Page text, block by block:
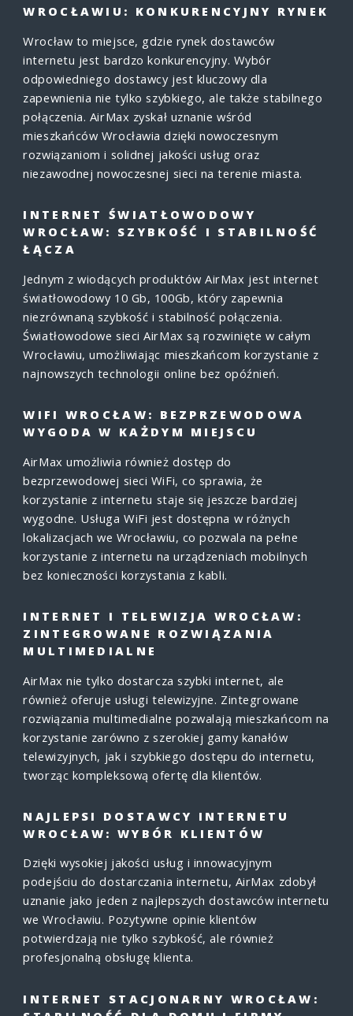
WROCŁAWIU: KONKURENCYJNY RYNEK
Wrocław to miejsce, gdzie rynek dostawców
internetu jest bardzo konkurencyjny. Wybór
odpowiedniego dostawcy jest kluczowy dla
zapewnienia nie tylko szybkiego, ale także stabilnego
połączenia. AirMax zyskał uznanie wśród
mieszkańców Wrocławia dzięki nowoczesnym
rozwiązaniom i solidnej jakości usług oraz
niezawodnej nowoczesnej sieci na terenie miasta.
INTERNET ŚWIATŁOWODOWY
WROCŁAW: SZYBKOŚĆ I STABILNOŚĆ
ŁĄCZA
Jednym z wiodących produktów AirMax jest internet
światłowodowy 10 Gb, 100Gb, który zapewnia
niezrównaną szybkość i stabilność połączenia.
Światłowodowe sieci AirMax są rozwinięte w całym
Wrocławiu, umożliwiając mieszkańcom korzystanie z
najnowszych technologii online bez opóźnień.
WIFI WROCŁAW: BEZPRZEWODOWA
WYGODA W KAŻDYM MIEJSCU
AirMax umożliwia również dostęp do
bezprzewodowej sieci WiFi, co sprawia, że
korzystanie z internetu staje się jeszcze bardziej
wygodne. Usługa WiFi jest dostępna w różnych
lokalizacjach we Wrocławiu, co pozwala na pełne
korzystanie z internetu na urządzeniach mobilnych
bez konieczności korzystania z kabli.
INTERNET I TELEWIZJA WROCŁAW:
ZINTEGROWANE ROZWIĄZANIA
MULTIMEDIALNE
AirMax nie tylko dostarcza szybki internet, ale
również oferuje usługi telewizyjne. Zintegrowane
rozwiązania multimedialne pozwalają mieszkańcom na
korzystanie zarówno z szerokiej gamy kanałów
telewizyjnych, jak i szybkiego dostępu do internetu,
tworząc kompleksową ofertę dla klientów.
NAJLEPSI DOSTAWCY INTERNETU
WROCŁAW: WYBÓR KLIENTÓW
Dzięki wysokiej jakości usług i innowacyjnym
podejściu do dostarczania internetu, AirMax zdobył
uznanie jako jeden z najlepszych dostawców internetu
we Wrocławiu. Pozytywne opinie klientów
potwierdzają nie tylko szybkość, ale również
profesjonalną obsługę klienta.
INTERNET STACJONARNY WROCŁAW: